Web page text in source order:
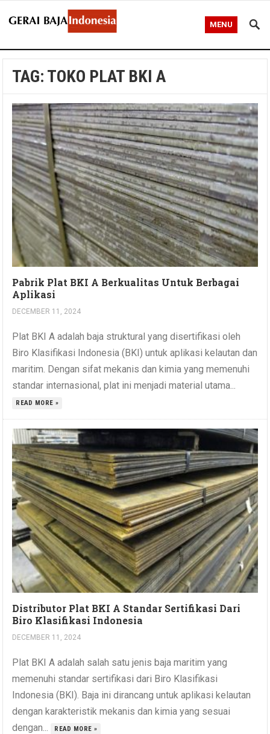
MENU
TAG: TOKO PLAT BKI A
Pabrik Plat BKI A Berkualitas Untuk Berbagai
Aplikasi
DECEMBER 11, 2024
Plat BKI A adalah baja struktural yang disertifikasi oleh
Biro Klasifikasi Indonesia (BKI) untuk aplikasi kelautan dan
maritim. Dengan sifat mekanis dan kimia yang memenuhi
standar internasional, plat ini menjadi material utama...
READ MORE »
Distributor Plat BKI A Standar Sertifikasi Dari
Biro Klasifikasi Indonesia
DECEMBER 11, 2024
Plat BKI A adalah salah satu jenis baja maritim yang
memenuhi standar sertifikasi dari Biro Klasifikasi
Indonesia (BKI). Baja ini dirancang untuk aplikasi kelautan
dengan karakteristik mekanis dan kimia yang sesuai
dengan...
READ MORE »